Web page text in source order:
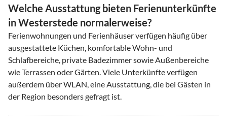
Welche Ausstattung bieten Ferienunterkünfte
in Westerstede normalerweise?
Ferienwohnungen und Ferienhäuser verfügen häufig über
ausgestattete Küchen, komfortable Wohn- und
Schlafbereiche, private Badezimmer sowie Außenbereiche
wie Terrassen oder Gärten. Viele Unterkünfte verfügen
außerdem über WLAN, eine Ausstattung, die bei Gästen in
der Region besonders gefragt ist.